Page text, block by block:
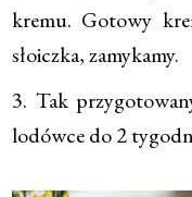
kremu. Gotowy
słoiczka, zamykamy.
3. Tak
lodówce do 2